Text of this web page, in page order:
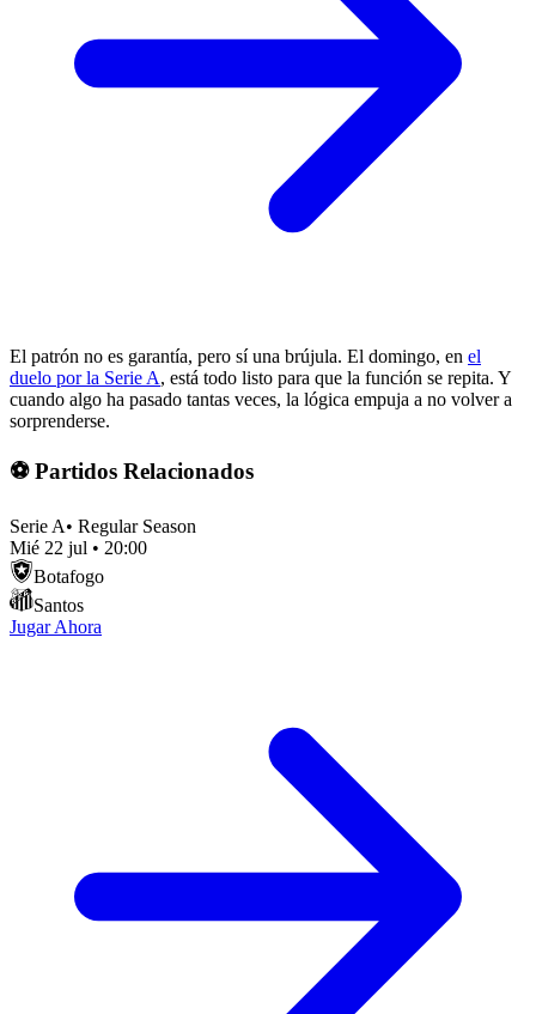
El patrón no es garantía, pero sí una brújula. El domingo, en el
duelo por la Serie A, está todo listo para que la función se repita. Y
cuando algo ha pasado tantas veces, la lógica empuja a no volver a
sorprenderse.
⚽ Partidos Relacionados
Serie A• Regular Season
Mié 22 jul • 20:00
Botafogo
Santos
Jugar Ahora